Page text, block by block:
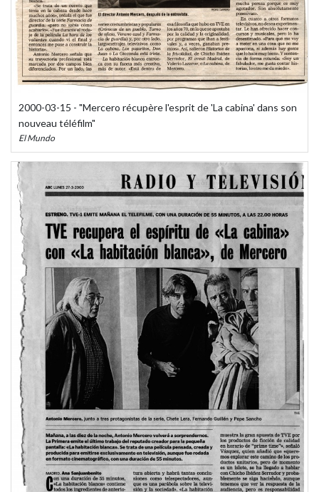
2000-03-15 - "Mercero récupère l'esprit de 'La cabina' dans son
nouveau téléfilm"
El Mundo